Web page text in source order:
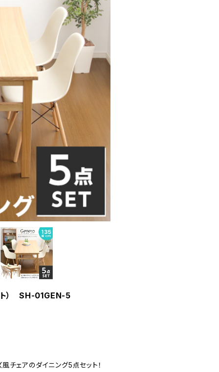
ト） SH-01GEN-5
チェアのダイニング5点セット！